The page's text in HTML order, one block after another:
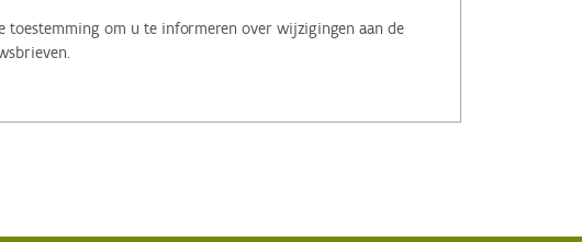
toestemming om u te informeren over wijzigingen aan de